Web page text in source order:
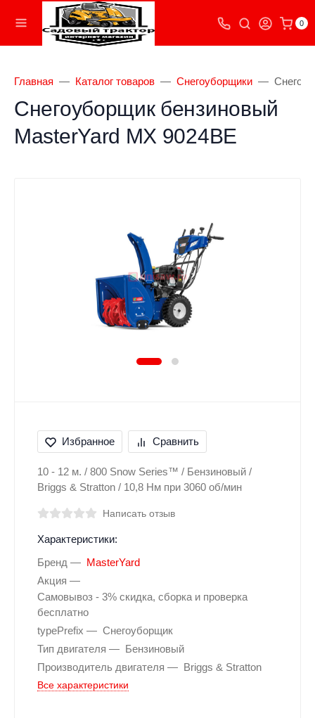
0
Главная Каталог товаров Снегоуборщики
Снегоуборщик бензиновый
MasterYard MX 9024BE
Избранное Сравнить
10 - 12 м. / 800 Snow Series™ / Бензиновый /
Briggs & Stratton / 10,8 Нм при 3060 об/мин
Написать отзыв
Характеристики:
Бренд
MasterYard
Акция
Самовывоз - 3% скидка, сборка и проверка
бесплатно
typePrefix
Снегоуборщик
Тип двигателя
Бензиновый
Производитель двигателя
Briggs & Stratton
Все характеристики